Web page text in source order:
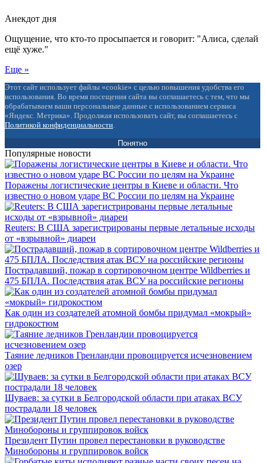
Анекдот дня
Ощущение, что кто-то просыпается и говорит: "Алиса, сделай
ещё хуже."
Еще »
Этот сайт использует файлы «cookie» с целью повышения удобства его
использования. Во время посещения сайта вы соглашаетесь с тем, что мы
обрабатываем ваши персональные данные с использованием сервиса
«Яндекс. Метрика». Продолжая использовать сайт, вы соглашаетесь с
Политикой конфиденциальности
Понятно
Популярные новости
Поражены логистические центры в Киеве и области. Что
известно о новом ударе ВС России по целям на Украине
Reuters: В США зарегистрированы первые летальные исходы
от «взрывной» диареи
Пострадавший, пожар в сортировочном центре Wildberries и
475 БПЛА. Последствия атак ВСУ на российские регионы
Как один из создателей атомной бомбы придумал «мокрый»
гидрокостюм
Таяние ледников Гренландии провоцируется исчезновением
озер
Шуваев: за сутки в Белгородской области при атаках ВСУ
пострадали 18 человек
Президент Путин провел перестановки в руководстве
Минобороны и группировок войск